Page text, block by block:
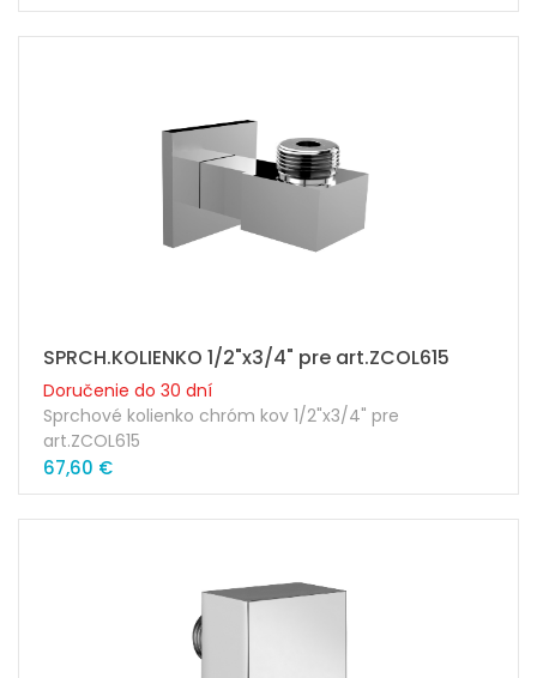
SPRCH.KOLIENKO 1/2"x3/4" pre art.ZCOL615
Doručenie do 30 dní
Sprchové kolienko chróm kov 1/2"x3/4" pre
art.ZCOL615
67,60 €